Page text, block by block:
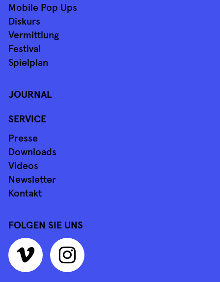
Mobile Pop Ups
Diskurs
Vermittlung
Festival
Spielplan
JOURNAL
SERVICE
Presse
Downloads
Videos
Newsletter
Kontakt
FOLGEN SIE UNS